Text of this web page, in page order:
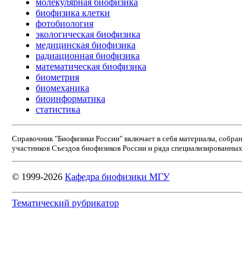
молекулярная биофизика
биофизика клетки
фотобиология
экологическая биофизика
медицинская биофизика
радиационная биофизика
математическая биофизика
биометрия
биомеханика
биоинформатика
статистика
Справочник "Биофизики России" включает в себя материалы,
участников Съездов биофизиков России и ряда
© 1999-2026 Кафедра биофизики МГУ
Тематический рубрикатор